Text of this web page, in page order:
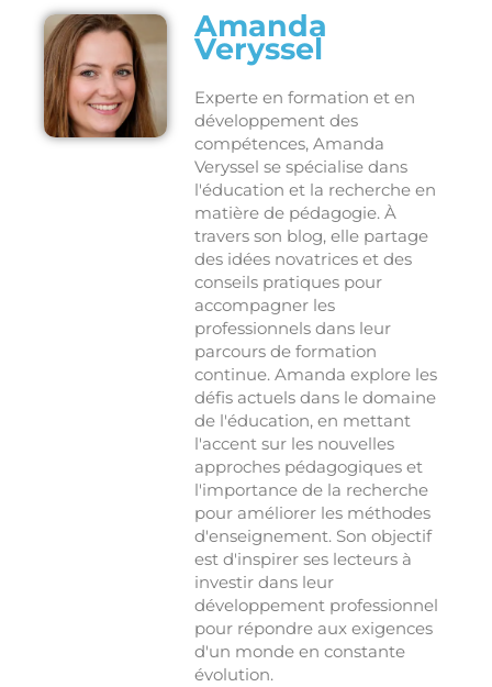
Amanda
Veryssel
Experte en formation et en
développement des
compétences, Amanda
Veryssel se spécialise dans
l'éducation et la recherche en
matière de pédagogie. À
travers son blog, elle partage
des idées novatrices et des
conseils pratiques pour
accompagner les
professionnels dans leur
parcours de formation
continue. Amanda explore les
défis actuels dans le domaine
de l'éducation, en mettant
l'accent sur les nouvelles
approches pédagogiques et
l'importance de la recherche
pour améliorer les méthodes
d'enseignement. Son objectif
est d'inspirer ses lecteurs à
investir dans leur
développement professionnel
pour répondre aux exigences
d'un monde en constante
évolution.